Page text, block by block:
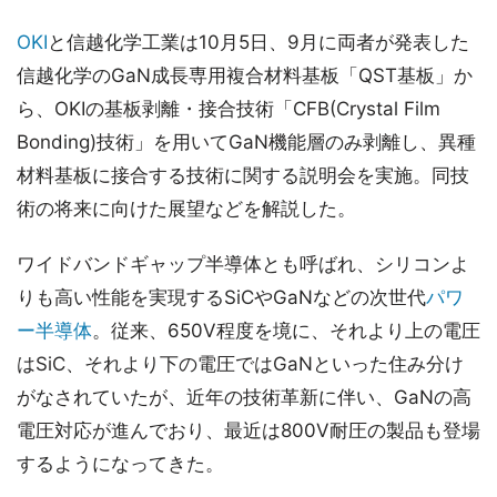
OKI と信越化学工業は10月5日、9月に両者が発表した
信越化学のGaN成長専用複合材料基板「QST基板」か
ら、OKIの基板剥離・接合技術「CFB(Crystal Film
Bonding)技術」を用いてGaN機能層のみ剥離し、異種
材料基板に接合する技術に関する説明会を実施。同技
術の将来に向けた展望などを解説した。
ワイドバンドギャップ半導体とも呼ばれ、シリコンよ
りも高い性能を実現するSiCやGaNなどの次世代パワ
ー半導体。従来、650V程度を境に、それより上の電圧
はSiC、それより下の電圧ではGaNといった住み分け
がなされていたが、近年の技術革新に伴い、GaNの高
電圧対応が進んでおり、最近は800V耐圧の製品も登場
するようになってきた。